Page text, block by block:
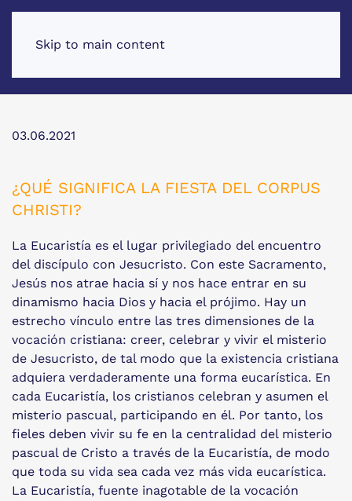
Skip to main content
03.06.2021
¿QUÉ SIGNIFICA LA FIESTA DEL CORPUS
CHRISTI?
La Eucaristía es el lugar privilegiado del encuentro
del discípulo con Jesucristo. Con este Sacramento,
Jesús nos atrae hacia sí y nos hace entrar en su
dinamismo hacia Dios y hacia el prójimo. Hay un
estrecho vínculo entre las tres dimensiones de la
vocación cristiana: creer, celebrar y vivir el misterio
de Jesucristo, de tal modo que la existencia cristiana
adquiera verdaderamente una forma eucarística. En
cada Eucaristía, los cristianos celebran y asumen el
misterio pascual, participando en él. Por tanto, los
fieles deben vivir su fe en la centralidad del misterio
pascual de Cristo a través de la Eucaristía, de modo
que toda su vida sea cada vez más vida eucarística.
La Eucaristía, fuente inagotable de la vocación